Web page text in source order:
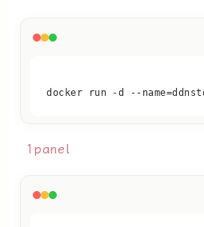
docker run -d --
1panel